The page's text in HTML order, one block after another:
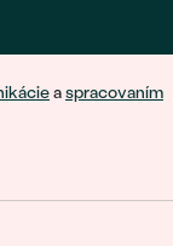
aspracovaním